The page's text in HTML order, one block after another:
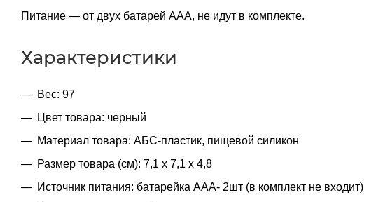
Питание — от двух батарей ААА, не идут в комплекте.
Характеристики
Вес: 97
Цвет товара: черный
Материал товара: АБС-пластик, пищевой силикон
Размер товара (см): 7,1 x 7,1 x 4,8
Источник питания: батарейка ААА- 2шт (в комплект не входит)